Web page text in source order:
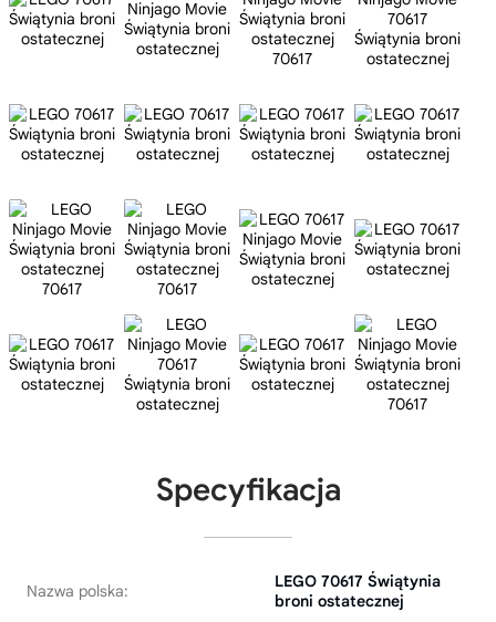
Specyfikacja
Nazwa polska:
LEGO 70617 Świątynia
broni ostatecznej